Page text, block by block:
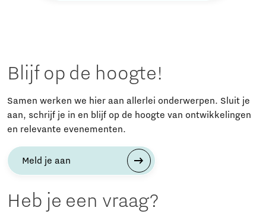
Blijf op de hoogte!
Samen werken we hier aan allerlei onderwerpen. Sluit je
aan, schrijf je in en blijf op de hoogte van ontwikkelingen
en relevante evenementen.
Meld je aan
Heb je een vraag?